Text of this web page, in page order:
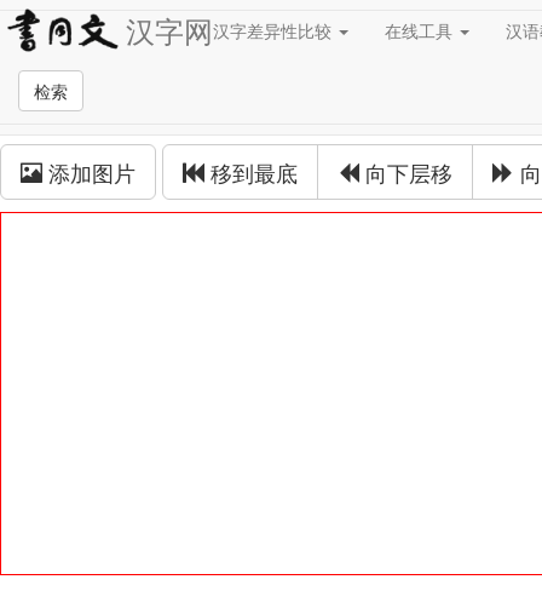
汉字网汉字差异性比较 在线工具 汉
检索
草书在线
添加图片 移到最底 向下层移